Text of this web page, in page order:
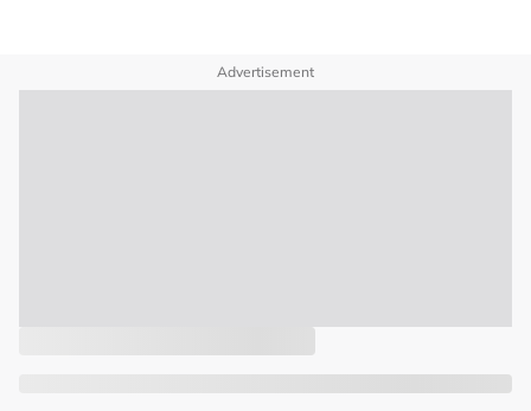
Advertisement